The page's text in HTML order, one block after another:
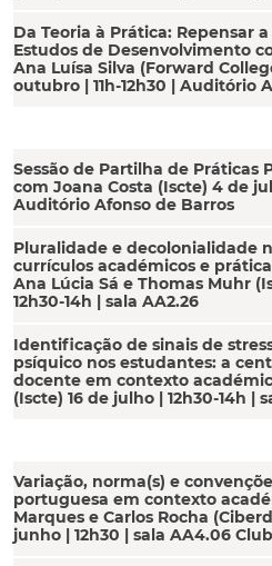
Da Teoria à Prática: Repensar
Estudos de Desenvolvimento
Ana Luísa Silva (Forward
outubro | 11h-12h30 | Auditório
Sessão de Partilha de Práticas
com Joana Costa (Iscte) 4 de
Auditório Afonso de Barros
Pluralidade e decolonialidade
currículos académicos e
Ana Lúcia Sá e Thomas Muhr
12h30-14h | sala AA2.26
Identificação de sinais de
psíquico nos estudantes: a
docente em contexto
(Iscte) 16 de julho | 12h30-14h |
Variação, norma(s) e
portuguesa em contexto
Marques e Carlos Rocha
junho | 12h30 | sala AA4.06